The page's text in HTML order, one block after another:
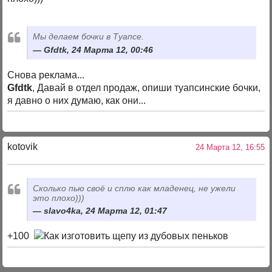
Мы делаем бочки в Туапсе.
Gfdtk, 24 Марта 12, 00:46
Снова реклама...
Gfdtk, Давай в отдел продаж, опиши туапсинские бочки,
я давно о них думаю, как они...
kotovik 24 Марта 12, 16:55
Сколько пью своё и сплю как младенец, не ужели
это плохо)))
slavo4ka, 24 Марта 12, 01:47
+100